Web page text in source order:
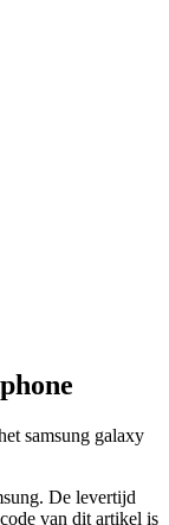
samsung galaxy
De levertijd
van dit artikel is